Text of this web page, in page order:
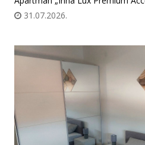
31.07.2026.